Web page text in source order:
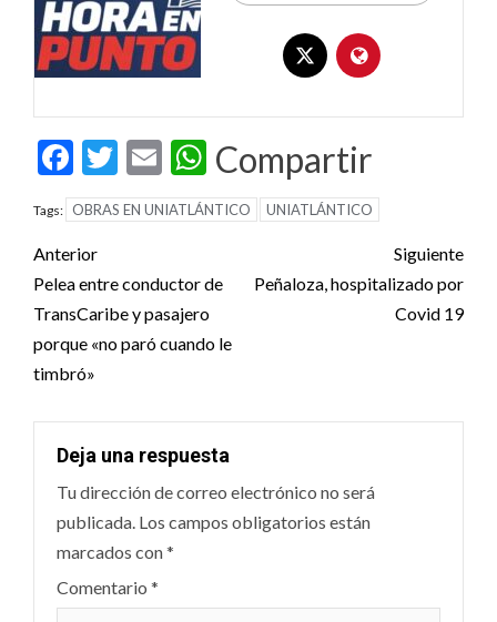
Facebook
Twitter
EmailWhatsApp
Compartir
Tags: OBRAS EN UNIATLÁNTICO UNIATLÁNTICO
Post
navigation
Anterior
Pelea entre conductor de
TransCaribe y pasajero
porque «no paró cuando le
timbró»
Siguiente
Peñaloza, hospitalizado por
Covid 19
Deja una respuesta
Tu dirección de correo electrónico no será
publicada. Los campos obligatorios están
marcados con*
Comentario *